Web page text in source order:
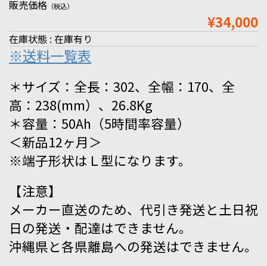
販売価格 （税込）
¥34,000
在庫状態 : 在庫有り
※送料一覧表
＊サイズ：全長：302、全幅：170、全
高：238(mm）、26.8Kg
＊容量：50Ah（5時間率容量）
＜新品12ヶ月＞
※端子形状はＬ型になります。
【注意】
メーカー直送のため、代引き発送と土日祝
日の発送・配達はできません。
沖縄県と各県離島への発送はできません。